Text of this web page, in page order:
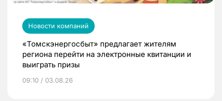
Новости компаний
«Томскэнергосбыт» предлагает жителям
региона перейти на электронные квитанции и
выиграть призы
09:10 / 03.08.26